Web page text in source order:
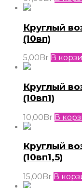
Круглый
(10вп)
5,00 Br В
Круглый
(10вп1)
10,00Br В
Круглый
(10вп1,5)
15,00Br В